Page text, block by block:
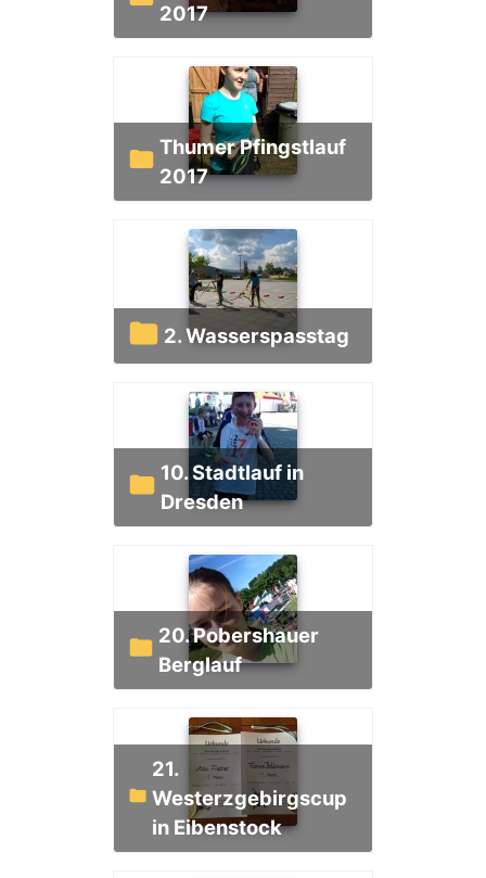
2017
Thumer Pfingstlauf
2017
2. Wasserspasstag
10. Stadtlauf in
Dresden
20. Pobershauer
Berglauf
21.
Westerzgebirgscup
in Eibenstock